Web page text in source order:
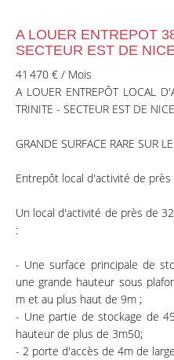
A LOUER ENTREPOT
SECTEUR EST DE
41 470 € / Mois
A LOUER ENTREPÔT LOCAL
TRINITE - SECTEUR EST DE NICE
GRANDE SURFACE RARE SUR
Entrepôt local d'activité de
Un local d'activité de près de
:
- Une surface principale de
une grande hauteur sous
m et au plus haut de 9m ;
- Une partie de stockage de
hauteur de plus de 3m50;
- 2 porte d'accès de 4m de